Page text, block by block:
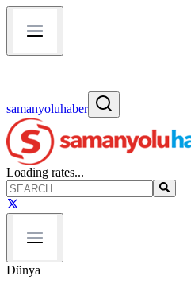
samanyoluhaber
Loading rates...
Dünya